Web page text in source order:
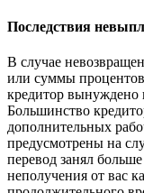
Последствия
В случае
или суммы
кредитор вынуждено
Большинство
дополнительных
предусмотрены на
перевод занял
неполучения от вас